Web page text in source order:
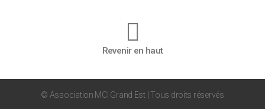
Revenir en haut
© Association MCI Grand Est | Tous droits réservés